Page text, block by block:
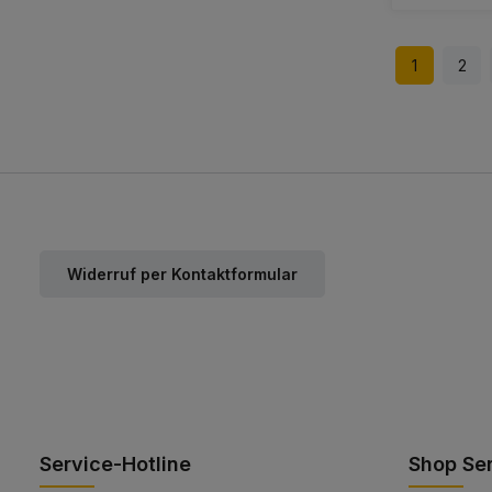
1 2
Widerruf per Kontaktformular
Service-Hotline Shop